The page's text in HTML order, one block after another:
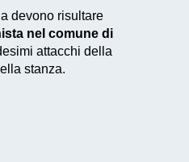
devono risultare
nel comune di
attacchi della
stanza.